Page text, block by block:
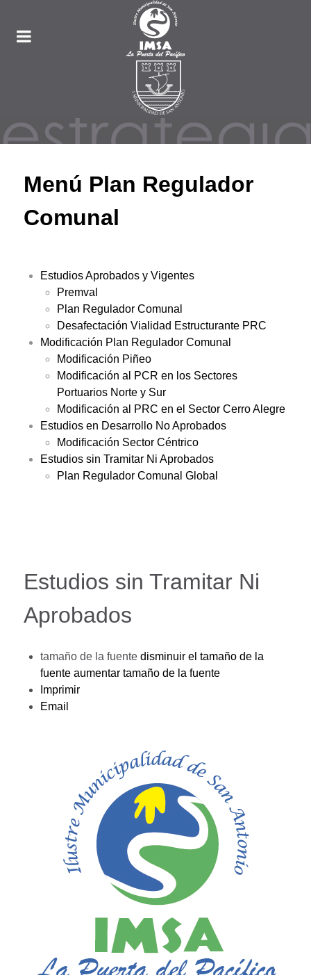
Menú Plan Regulador
Comunal
Estudios Aprobados y Vigentes
Premval
Plan Regulador Comunal
Desafectación Vialidad Estructurante PRC
Modificación Plan Regulador Comunal
Modificación Piñeo
Modificación al PCR en los Sectores
Portuarios Norte y Sur
Modificación al PRC en el Sector Cerro Alegre
Estudios en Desarrollo No Aprobados
Modificación Sector Céntrico
Estudios sin Tramitar Ni Aprobados
Plan Regulador Comunal Global
Estudios sin Tramitar Ni
Aprobados
tamaño de la fuente disminuir el tamaño de la
fuente aumentar tamaño de la fuente
Imprimir
Email